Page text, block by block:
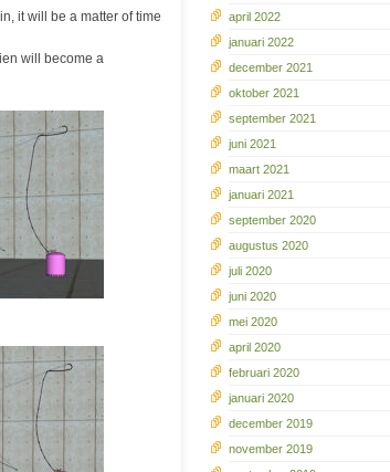
it will be a matter of time
will become a
april 2022
januari 2022
december 2021
oktober 2021
september 2021
juni 2021
maart 2021
januari 2021
september 2020
augustus 2020
juli 2020
juni 2020
mei 2020
april 2020
februari 2020
januari 2020
december 2019
november 2019